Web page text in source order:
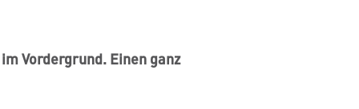
Vordergrund. Einen ganz